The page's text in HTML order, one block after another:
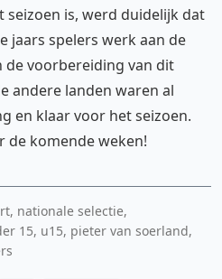
seizoen is, werd duidelijk dat
jaars spelers werk aan de
de voorbereiding van dit
andere landen waren al
en klaar voor het seizoen.
de komende weken!
nationale selectie,
15, u15, pieter van soerland,